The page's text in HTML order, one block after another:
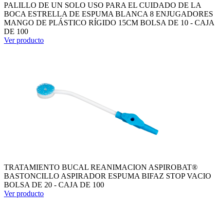
PALILLO DE UN SOLO USO PARA EL CUIDADO DE LA
BOCA ESTRELLA DE ESPUMA BLANCA 8 ENJUGADORES
MANGO DE PLÁSTICO RÍGIDO 15CM BOLSA DE 10 - CAJA
DE 100
Ver producto
TRATAMIENTO BUCAL REANIMACION ASPIROBAT®
BASTONCILLO ASPIRADOR ESPUMA BIFAZ STOP VACIO
BOLSA DE 20 - CAJA DE 100
Ver producto